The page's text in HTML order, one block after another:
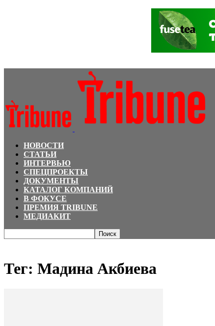
НОВОСТИ
СТАТЬИ
ИНТЕРВЬЮ
СПЕЦПРОЕКТЫ
ДОКУМЕНТЫ
КАТАЛОГ КОМПАНИЙ
В ФОКУСЕ
ПРЕМИЯ TRIBUNE
МЕДИАКИТ
Тег: Мадина Акбиева